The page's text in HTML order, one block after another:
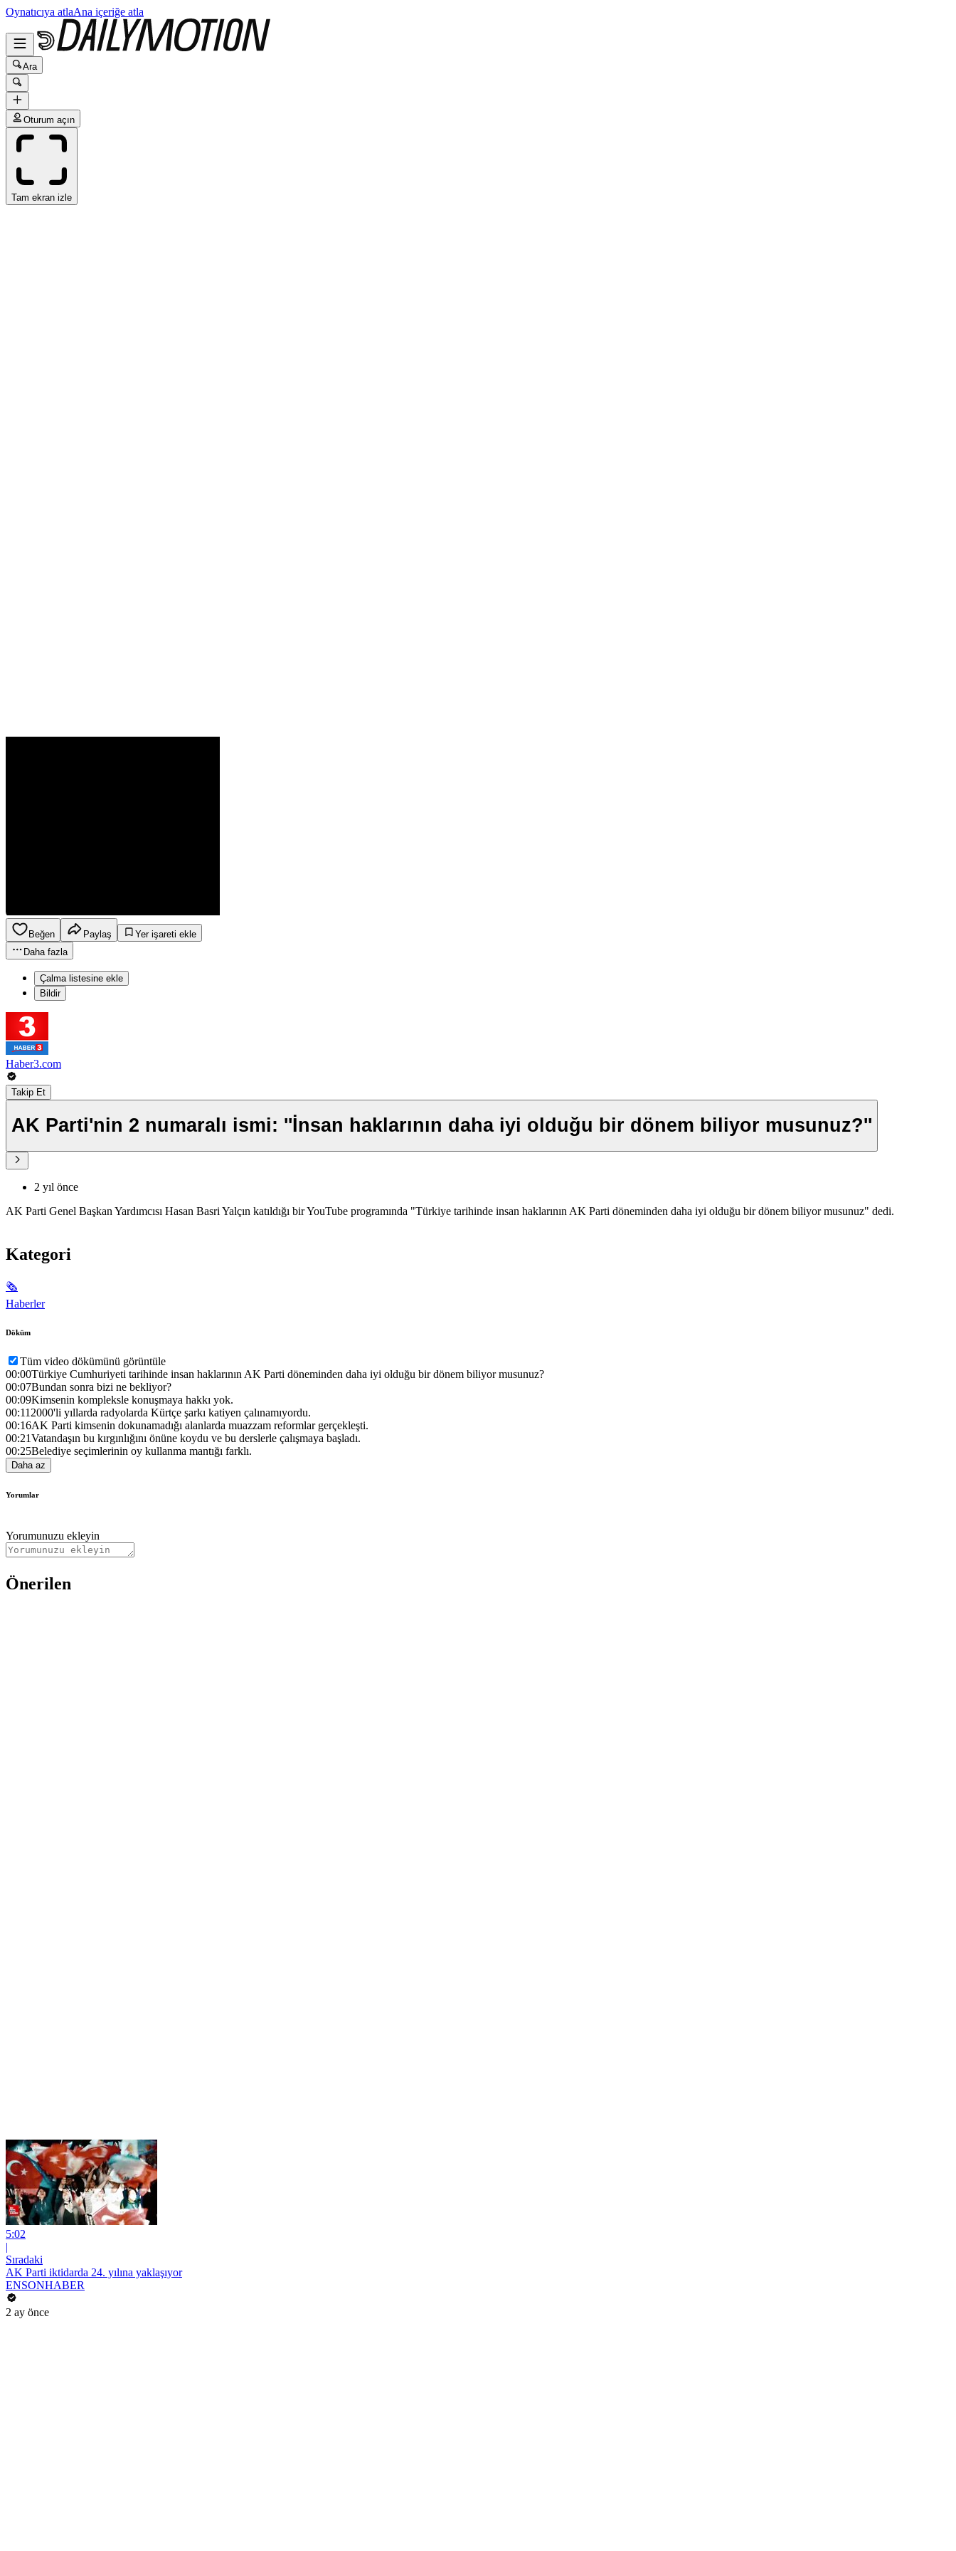
Oynatıcıya atlaAna içeriğe atla
Ara
Oturum açın
Tam ekran izle
Beğen Paylaş
Yer işareti ekle
Daha fazla
Çalma listesine ekle
Bildir
Haber3.com
Takip Et
AK Parti'nin 2 numaralı ismi: ''İnsan haklarının daha iyi olduğu bir dönem biliyor musunuz?''
2 yıl önce
AK Parti Genel Başkan Yardımcısı Hasan Basri Yalçın katıldığı bir YouTube programında "Türkiye tarihinde insan haklarının AK Parti döneminden daha iyi olduğu bir dönem biliyor musunuz" dedi.
Kategori
🗞
Haberler
Döküm
Tüm video dökümünü görüntüle
00:00Türkiye Cumhuriyeti tarihinde insan haklarının AK Parti döneminden daha iyi olduğu bir dönem biliyor musunuz?
00:07Bundan sonra bizi ne bekliyor?
00:09Kimsenin kompleksle konuşmaya hakkı yok.
00:112000'li yıllarda radyolarda Kürtçe şarkı katiyen çalınamıyordu.
00:16AK Parti kimsenin dokunamadığı alanlarda muazzam reformlar gerçekleşti.
00:21Vatandaşın bu kırgınlığını önüne koydu ve bu derslerle çalışmaya başladı.
00:25Belediye seçimlerinin oy kullanma mantığı farklı.
Daha az
Yorumlar
Yorumunuzu ekleyin
Önerilen
5:02
|
Sıradaki
AK Parti iktidarda 24. yılına yaklaşıyor
ENSONHABER
2 ay önce